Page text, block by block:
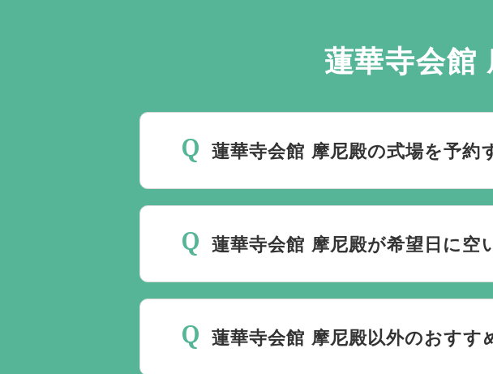
蓮華寺会館
蓮華寺会館 摩尼殿の式場を予約
種手続きまで、すべて一貫してお手伝いいたし
蓮華寺会館 摩尼殿が希望日に空
理に自社会館を勧めることなく柔軟にご提案が
蓮華寺会館 摩尼殿以外のおす